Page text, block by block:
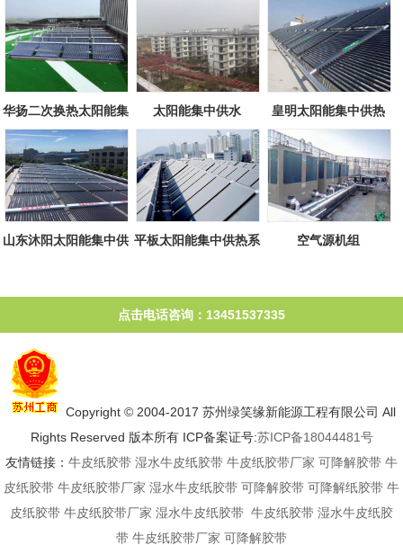
中系统
华扬二次换热太阳能集
中系统
太阳能集中供水 皇明太阳能集中供热
山东沐阳太阳能集中供 平板太阳能集中供热系
空气源机组
点击电话咨询：13451537335
Copyright © 2004-2017 苏州绿笑缘新能源工程有限公司 All
Rights Reserved 版本所有 ICP备案证号:苏ICP备18044481号
友情链接： 牛皮纸胶带 湿水牛皮纸胶带 牛皮纸胶带厂家 可降解胶带 牛
皮纸胶带 牛皮纸胶带厂家 湿水牛皮纸胶带 可降解胶带 可降解纸胶带 牛
皮纸胶带 牛皮纸胶带厂家 湿水牛皮纸胶带 牛皮纸胶带 湿水牛皮纸胶
带 牛皮纸胶带厂家 可降解胶带